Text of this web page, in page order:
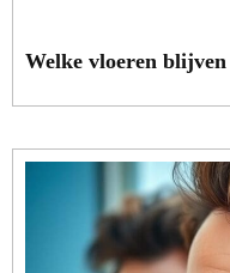
Welke vloeren